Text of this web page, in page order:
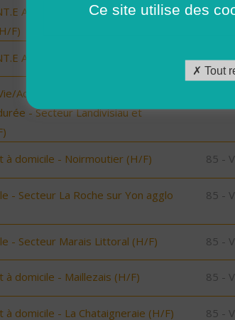
A DOMICILE - BAIN DE
F)
35 -
A DOMICILE - RENNES (H/F) 35 -
Accompagnant Educatif et Social -
- Secteur Landivisiau et
à domicile - Noirmoutier (H/F) 85 -
- Secteur La Roche sur Yon agglo
85 -
- Secteur Marais Littoral (H/F) 85 -
à domicile - Maillezais (H/F) 85 -
à domicile - La Chataigneraie (H/F) 85 -
Ce site utilise des
Tout